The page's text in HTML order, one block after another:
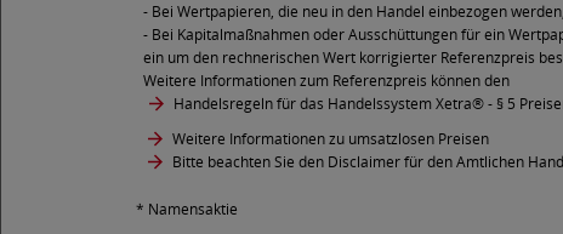
- Bei Wertpapieren, die neu in den Handel einbezogen
- Bei Kapitalmaßnahmen oder Ausschüttungen für ein
ein um den rechnerischen Wert korrigierter Referenzpreis
Weitere Informationen zum Referenzpreis können den
Handelsregeln für das Handelssystem Xetra®- § 5
Weitere Informationen zu umsatzlosen Preisen
Bitte beachten Sie den Disclaimer für den Amtlichen
* Namensaktie